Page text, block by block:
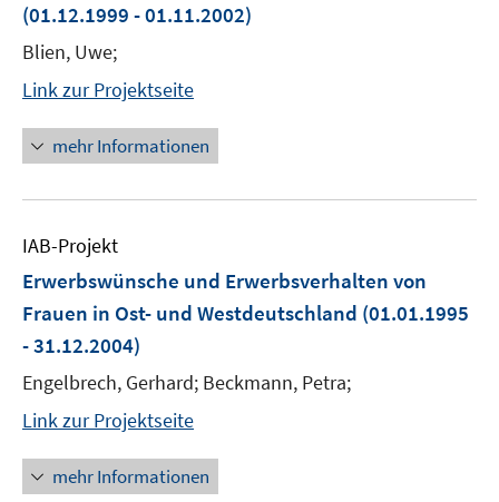
(01.12.1999 - 01.11.2002)
Blien, Uwe;
Link zur Projektseite
mehr Informationen
IAB-Projekt
Erwerbswünsche und Erwerbsverhalten von
Frauen in Ost- und Westdeutschland (01.01.1995
- 31.12.2004)
Engelbrech, Gerhard; Beckmann, Petra;
Link zur Projektseite
mehr Informationen